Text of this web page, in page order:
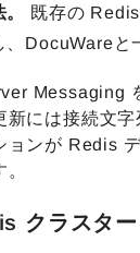
既存の
、DocuWareと
Messaging
新には接続文
ョンが Redis
クラスタ